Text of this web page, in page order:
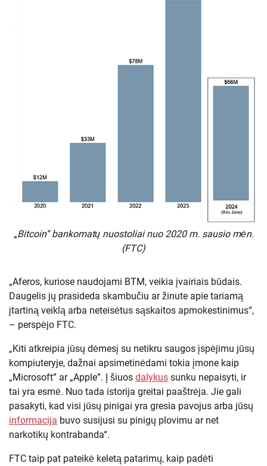
„Bitcoin“ bankomatų nuostoliai nuo 2020 m. sausio mėn.
(FTC)
„Aferos, kuriose naudojami BTM, veikia įvairiais būdais.
Daugelis jų prasideda skambučiu ar žinute apie tariamą
įtartiną veiklą arba neteisėtus sąskaitos apmokestinimus“,
– perspėjo FTC.
„Kiti atkreipia jūsų dėmesį su netikru saugos įspėjimu jūsų
kompiuteryje, dažnai apsimetinėdami tokia įmone kaip
„Microsoft” ar „Apple”. Į šiuos dalykus sunku nepaisyti, ir
tai yra esmė. Nuo tada istorija greitai paaštrėja. Jie gali
pasakyti, kad visi jūsų pinigai yra gresia pavojus arba jūsų
informacija buvo susijusi su pinigų plovimu ar net
narkotikų kontrabanda“.
FTC taip pat pateikė keletą patarimų, kaip padėti